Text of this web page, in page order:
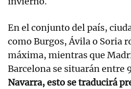
En el conjunto del país,
como Burgos, Ávila o Soria
máxima, mientras que
Barcelona se situarán entre 9
Navarra, esto se traducirá